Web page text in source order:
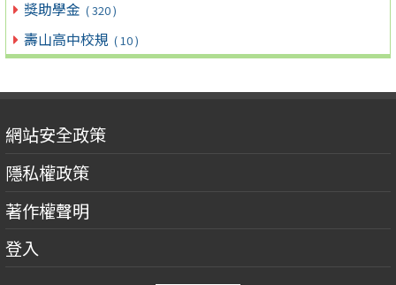
獎助學金 ( 320 )
壽山高中校規 ( 10 )
網站安全政策
隱私權政策
著作權聲明
登入